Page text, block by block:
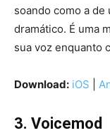
soando como a
dramático. É uma
sua voz enquanto
Download: iOS
3. Voicemod